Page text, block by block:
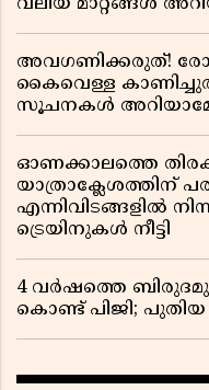
വലിയ മാറ്റങ്ങൾ
അവഗണിക്കരുത്!
കൈവെള്ള
സൂചനകൾ
ഓണക്കാലത്തെ
യാത്രാക്ലേശത്തിന്
എന്നിവിടങ്ങളിൽ
ട്രെയിനുകൾ നീട്ടി
4 വർഷത്തെ
കൊണ്ട് പിജി;